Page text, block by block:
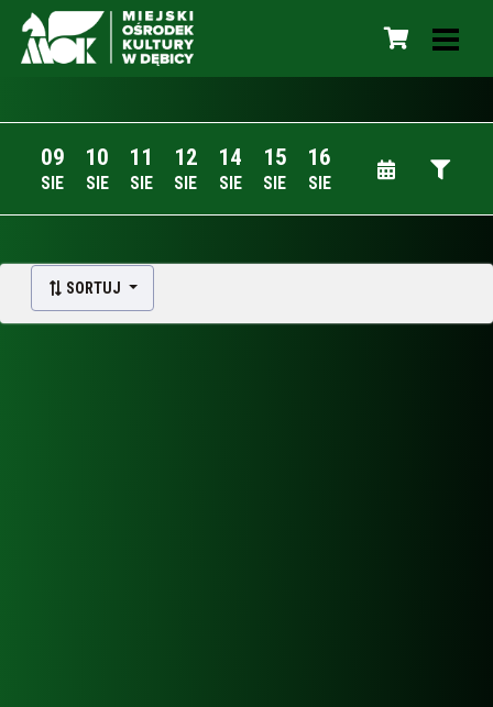
09
SIE
10
SIE
11
SIE
12
SIE
14
SIE
15
SIE
16
SIE
SORTUJ